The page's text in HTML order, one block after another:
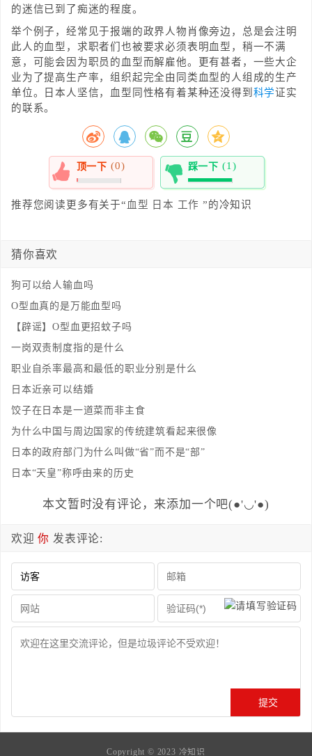
的迷信已到了痴迷的程度。
举个例子，经常见于报端的政界人物肖像旁边，总是会注明
此人的血型，求职者们也被要求必须表明血型，稍一不满
意，可能会因为职员的血型而解雇他。更有甚者，一些大企
业为了提高生产率，组织起完全由同类血型的人组成的生产
单位。日本人坚信，血型同性格有着某种还没得到 科学证实
的联系。
顶一下 (0)
0%
踩一下 (1)
100%
推荐您阅读更多有关于“ 血型 日本 工作 ”的冷知识
猜你喜欢
狗可以给人输血吗
O型血真的是万能血型吗
【辟谣】O型血更招蚊子吗
一岗双责制度指的是什么
职业自杀率最高和最低的职业分别是什么
日本近亲可以结婚
饺子在日本是一道菜而非主食
为什么中国与周边国家的传统建筑看起来很像
日本的政府部门为什么叫做“省”而不是“部”
日本“天皇”称呼由来的历史
本文暂时没有评论，来添加一个吧(●'◡'●)
欢迎你 发表评论:
Copyright © 2023 冷知识